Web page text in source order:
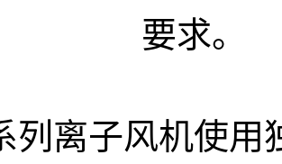
要求。
列离子风机使